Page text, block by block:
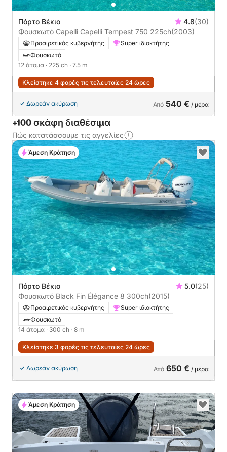
Πόρτο Βέκιο 4.8(30)
Φουσκωτό Capelli Capelli Tempest 750 225ch(2003)
Προαιρετικός κυβερνήτης
Super ιδιοκτήτης
Φουσκωτό
12 άτομα · 225 ch · 7.5 m
Κλείστηκε 4 φορές τις τελευταίες 24 ώρες
Δωρεάν ακύρωση Από 540 € / μέρα
+100 σκάφη διαθέσιμα
Πώς κατατάσσουμε τις αγγελίες
Πόρτο Βέκιο 5.0(25)
Φουσκωτό Black Fin Élégance 8 300ch(2015)
Προαιρετικός κυβερνήτης
Super ιδιοκτήτης
Φουσκωτό
14 άτομα · 300 ch · 8 m
Κλείστηκε 3 φορές τις τελευταίες 24 ώρες
Δωρεάν ακύρωση Από 650 € / μέρα
Άμεση Κράτηση
Άμεση Κράτηση